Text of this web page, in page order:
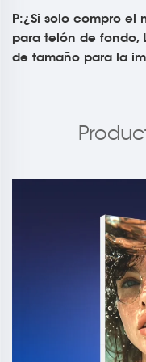
P:¿Si solo compro
para telón de fondo,
de tamaño para la